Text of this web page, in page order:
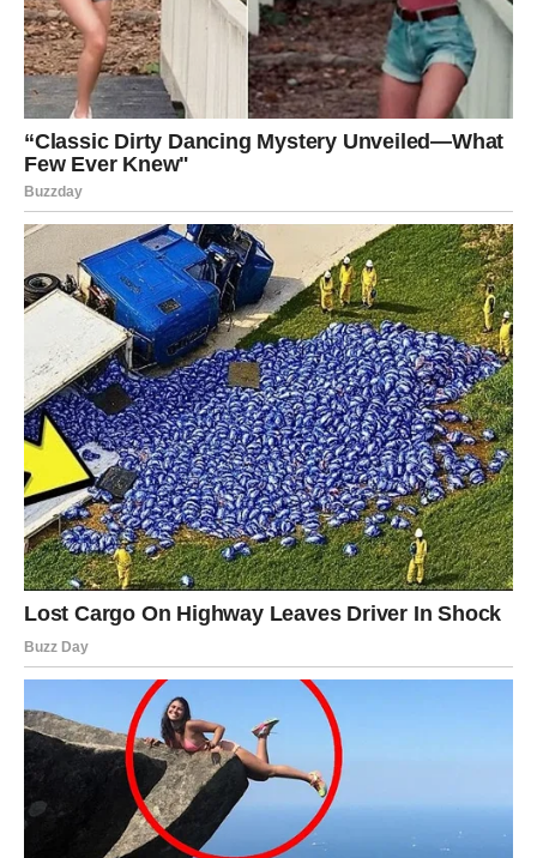
Ribe
Ribe će konačno imati priliku da kažu sve ono što je
nekada ostalo neizgovoreno. Bez obzira na ishod, nakon
ovog susreta osjetićete veliko olakšanje i unutrašnji mir.
Pred vama počinje emotivno zrelije životno poglavlje.
Zvijezde pokazuju da neke ljubavne priče nikada potpuno
ne nestanu. Povratak osobe iz prošlosti može donijeti
novu priliku, dugo čekane odgovore ili potvrdu da je
vrijeme za novi početak. Najvažnije je da odluku
donesete na osnovu onoga što osjećate danas, a ne samo
zbog lijepih uspomena.